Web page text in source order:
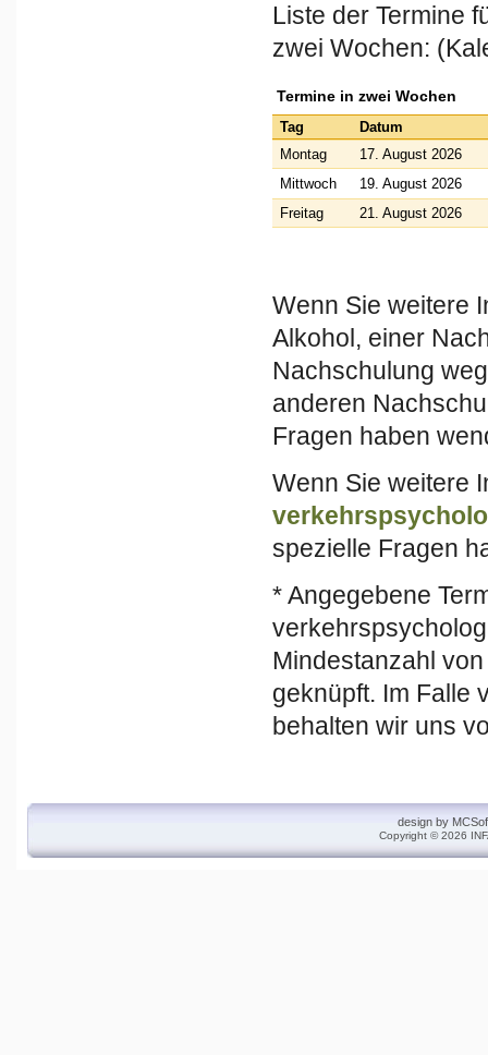
Liste der Termine
zwei Wochen:
Termine in zwei Wochen
Tag
Datum
Montag
17. August 2026
Mittwoch
19. August 2026
Freitag
21. August 2026
Wenn Sie weitere
Alkohol, einer
Nachschulung
anderen
Fragen haben
Wenn Sie weitere
spezielle Fragen
* Angegebene
Mindestanzahl
geknüpft. Im Falle
behalten wir uns
design by
Copyright © 2026